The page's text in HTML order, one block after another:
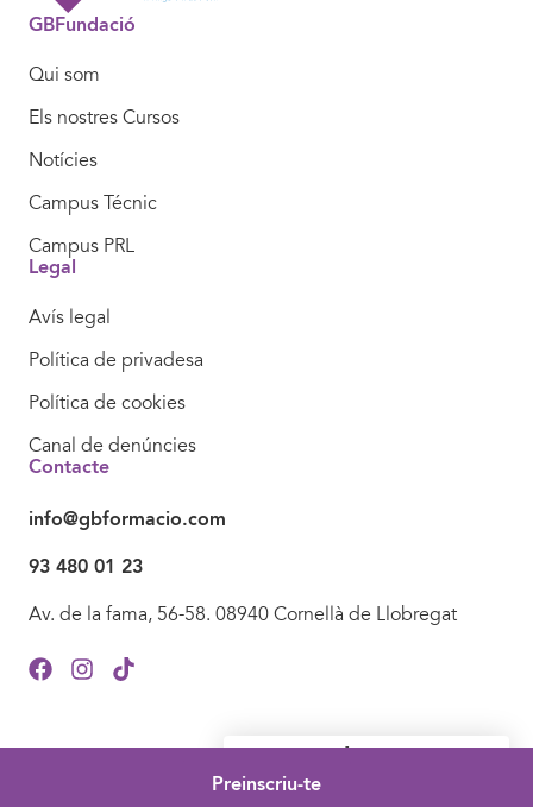
¿Necessites informació?
Contacta'ns sense compromís.
Preinscriu-te
GBFundació
Qui som
Els nostres Cursos
Notícies
Campus Técnic
Campus PRL
Legal
Avís legal
Política de privadesa
Política de cookies
Canal de denúncies
Contacte
info@gbformacio.com
93 480 01 23
Av. de la fama, 56-58. 08940 Cornellà de Llobregat
© 2024 GBFundació. Tots els drets reservats.